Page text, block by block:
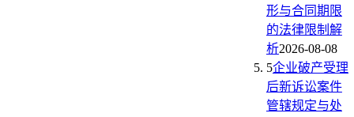
形与合同期限
的法律限制解
析2026-08-08
5企业破产受理
后新诉讼案件
管辖规定与处